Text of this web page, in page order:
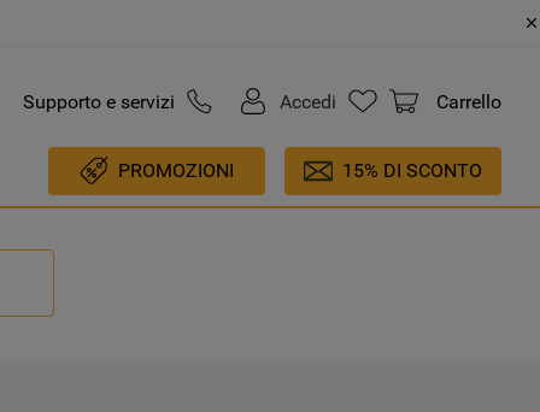
Supporto e servizi Accedi Carrello
PROMOZIONI 15% DI SCONTO